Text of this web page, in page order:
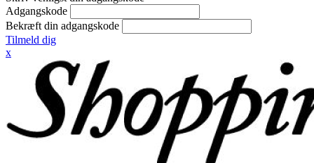
Adgangskode
Bekræft din adgangskode
Tilmeld dig
x